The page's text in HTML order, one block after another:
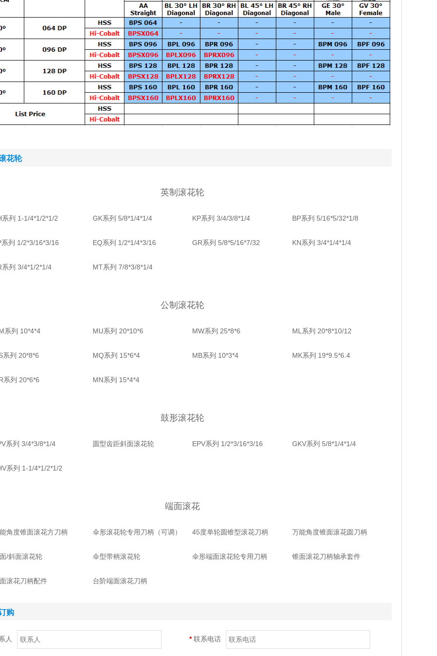
花轮
英制滚花轮
系列 1-1/4*1/2*1/2 GK系列 5/8*1/4*1/4 KP系列 3/4/3/8*1/4 BP系列 5/16*5/32*1/8
系列 1/2*3/16*3/16 EQ系列 1/2*1/4*3/16 GR系列 5/8*5/16*7/32 KN系列 3/4*1/4*1/4
系列 3/4*1/2*1/4 MT系列 7/8*3/8*1/4
公制滚花轮
系列 10*4*4 MU系列 20*10*6 MW系列 25*8*6 ML系列 20*8*10/12
系列 20*8*6 MQ系列 15*6*4 MB系列 10*3*4 MK系列 19*9.5*6.4
系列 20*6*6 MN系列 15*4*4
鼓形滚花轮
系列 3/4*3/8*1/4 圆型齿距斜面滚花轮 EPV系列 1/2*3/16*3/16 GKV系列 5/8*1/4*1/4
系列 1-1/4*1/2*1/2
端面滚花
角度锥面滚花方刀柄 伞形滚花轮专用刀柄（可调） 45度单轮圆锥型滚花刀柄 万能角度锥面滚花圆刀柄
/斜面滚花轮 伞型带柄滚花轮 伞形端面滚花轮专用刀柄 锥面滚花刀柄轴承套件
滚花刀柄配件 台阶端面滚花刀柄
购
人 *联系电话